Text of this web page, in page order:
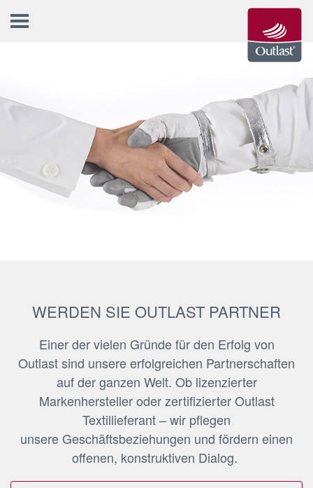
WERDEN SIE OUTLAST PARTNER
Einer der vielen Gründe für den Erfolg von
Outlast sind unsere erfolgreichen Partnerschaften
auf der ganzen Welt. Ob lizenzierter
Markenhersteller oder zertifizierter Outlast
Textillieferant – wir pflegen
unsere Geschäftsbeziehungen und fördern einen
offenen, konstruktiven Dialog.